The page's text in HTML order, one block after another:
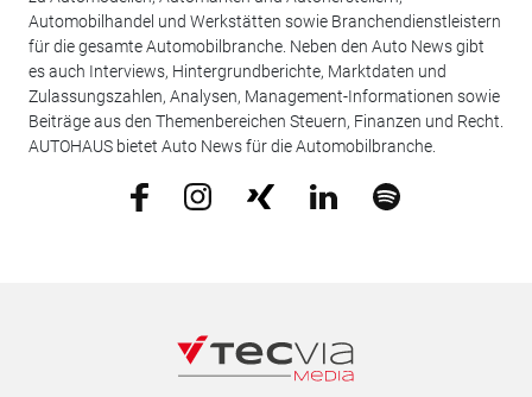
Automobilhandel und Werkstätten sowie Branchendienstleistern
für die gesamte Automobilbranche. Neben den Auto News gibt
es auch Interviews, Hintergrundberichte, Marktdaten und
Zulassungszahlen, Analysen, Management-Informationen sowie
Beiträge aus den Themenbereichen Steuern, Finanzen und Recht.
AUTOHAUS bietet Auto News für die Automobilbranche.